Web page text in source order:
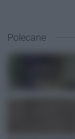
Polecane